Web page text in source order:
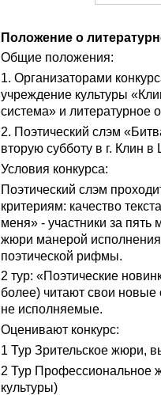
Положение о
Общие положения:
1. Организаторами
учреждение культуры
система» и литературное
2. Поэтический слэм
вторую субботу в г. Клин
Условия конкурса:
Поэтический слэм
критериям: качество
меня» - участники за пять
жюри манерой
поэтической рифмы.
2 тур: «Поэтические
более) читают свои новые
не исполняемые.
Оценивают конкурс:
1 Тур Зрительское жюри,
2 Тур Профессиональное
культуры)